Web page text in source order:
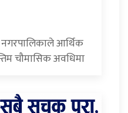
आर्थिक
चौमासिक अवधिमा